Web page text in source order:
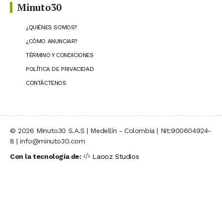
Minuto30
¿QUIÉNES SOMOS?
¿CÓMO ANUNCIAR?
TÉRMINO Y CONDICIONES
POLÍTICA DE PRIVACIDAD
CONTÁCTENOS
© 2026 Minuto30 S.A.S | Medellín - Colombia | Nit:900604924-
8 | info@minuto30.com
Con la tecnología de:
Laooz Studios